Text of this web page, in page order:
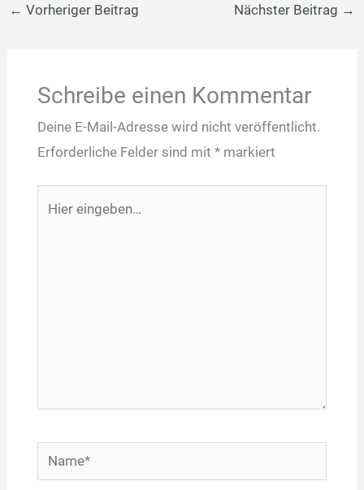
← Vorheriger Beitrag Nächster Beitrag →
Schreibe einen Kommentar
Deine E-Mail-Adresse wird nicht veröffentlicht.
Erforderliche Felder sind mit *markiert
Name*